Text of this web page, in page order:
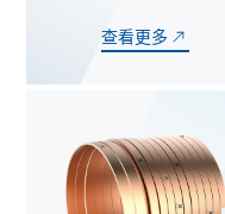
查看更多